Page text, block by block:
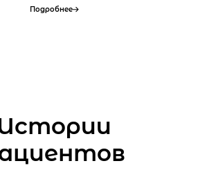
Подробнее